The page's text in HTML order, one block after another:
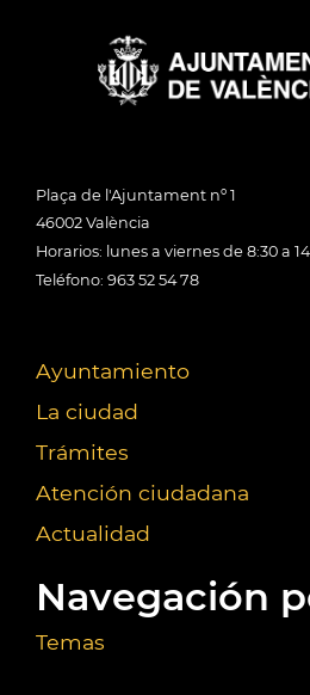
Plaça de l'Ajuntament nº 1
46002 València
Horarios: lunes a viernes de 8:30 a
Teléfono: 963 52 54 78
Ayuntamiento
La ciudad
Trámites
Atención ciudadana
Actualidad
Navegación
Temas